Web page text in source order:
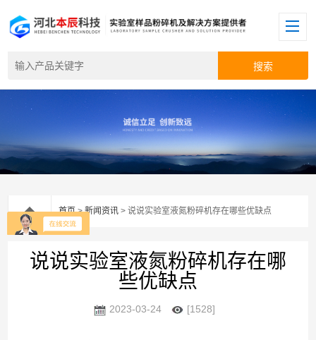
首页>新闻资讯 > 说说实验室液氮粉碎机存在哪些优缺点
说说实验室液氮粉碎机存在哪
些优缺点
2023-03-24 [1528]